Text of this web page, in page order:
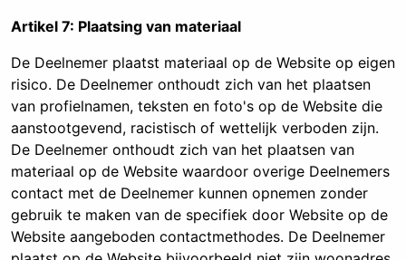
Artikel 7: Plaatsing van materiaal
De Deelnemer plaatst materiaal op de Website op eigen
risico. De Deelnemer onthoudt zich van het plaatsen
van profielnamen, teksten en foto's op de Website die
aanstootgevend, racistisch of wettelijk verboden zijn.
De Deelnemer onthoudt zich van het plaatsen van
materiaal op de Website waardoor overige Deelnemers
contact met de Deelnemer kunnen opnemen zonder
gebruik te maken van de specifiek door Website op de
Website aangeboden contactmethodes. De Deelnemer